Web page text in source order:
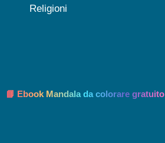
Religioni
📘 Ebook Mandala da colorare gratuito